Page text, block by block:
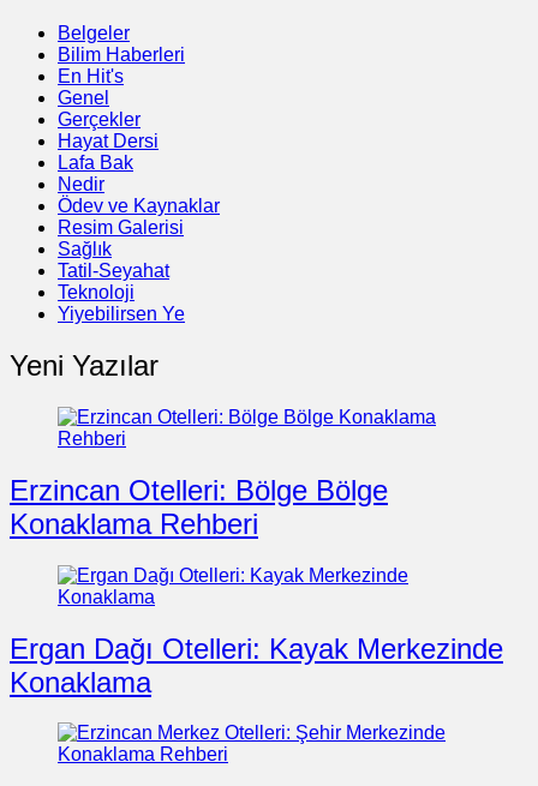
Belgeler
Bilim Haberleri
En Hit's
Genel
Gerçekler
Hayat Dersi
Lafa Bak
Nedir
Ödev ve Kaynaklar
Resim Galerisi
Sağlık
Tatil-Seyahat
Teknoloji
Yiyebilirsen Ye
Yeni Yazılar
Erzincan Otelleri: Bölge Bölge
Konaklama Rehberi
Ergan Dağı Otelleri: Kayak Merkezinde
Konaklama